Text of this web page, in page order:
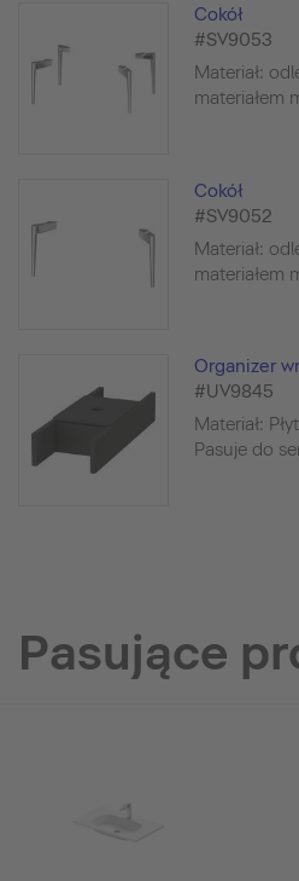
Cokół
#SV9053
Materiał:
materiałem
Cokół
#SV9052
Materiał:
materiałem
Organizer
#UV9845
Materiał:
Pasuje do
Pasujące